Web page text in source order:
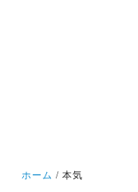
ホーム 本気